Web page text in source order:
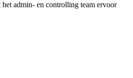
admin- en controlling team ervoor